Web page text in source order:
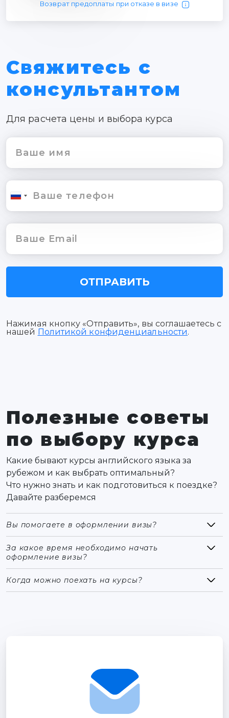
Возврат предоплаты при отказе в визе
Свяжитесь с
консультантом
Для расчета цены и выбора курса
ОТПРАВИТЬ
Нажимая кнопку «Отправить», вы соглашаетесь с
нашей Политикой конфиденциальности.
Полезные советы
по выбору курса
Какие бывают курсы английского языка за
рубежом и как выбрать оптимальный?
Что нужно знать и как подготовиться к поездке?
Давайте разберемся
Вы помогаете в оформлении визы?
За какое время необходимо начать
оформление визы?
Когда можно поехать на курсы?